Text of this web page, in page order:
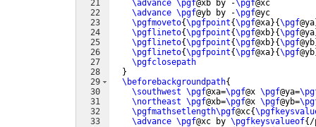
21
22
23
24
25
26
27
28
29
30
31
32
33
\advance \pgf@xb by -\pgf@xc
\advance \pgf@yb by -\pgf@yc
\pgfmoveto{\pgfpoint{\pgf@xa}{\pgf@ya
\pgflineto{\pgfpoint{\pgf@xb}{\pgf@ya
\pgflineto{\pgfpoint{\pgf@xb}{\pgf@yb
\pgflineto{\pgfpoint{\pgf@xa}{\pgf@yb
\pgfclosepath
}
\beforebackgroundpath{
\southwest \pgf@xa=\pgf@x \pgf@ya=
\northeast \pgf@xb=\pgf@x \pgf@yb=
\pgfmathsetlength\pgf@xc{
\advance \pgf@xc by \pgfkeysvalueof{ /